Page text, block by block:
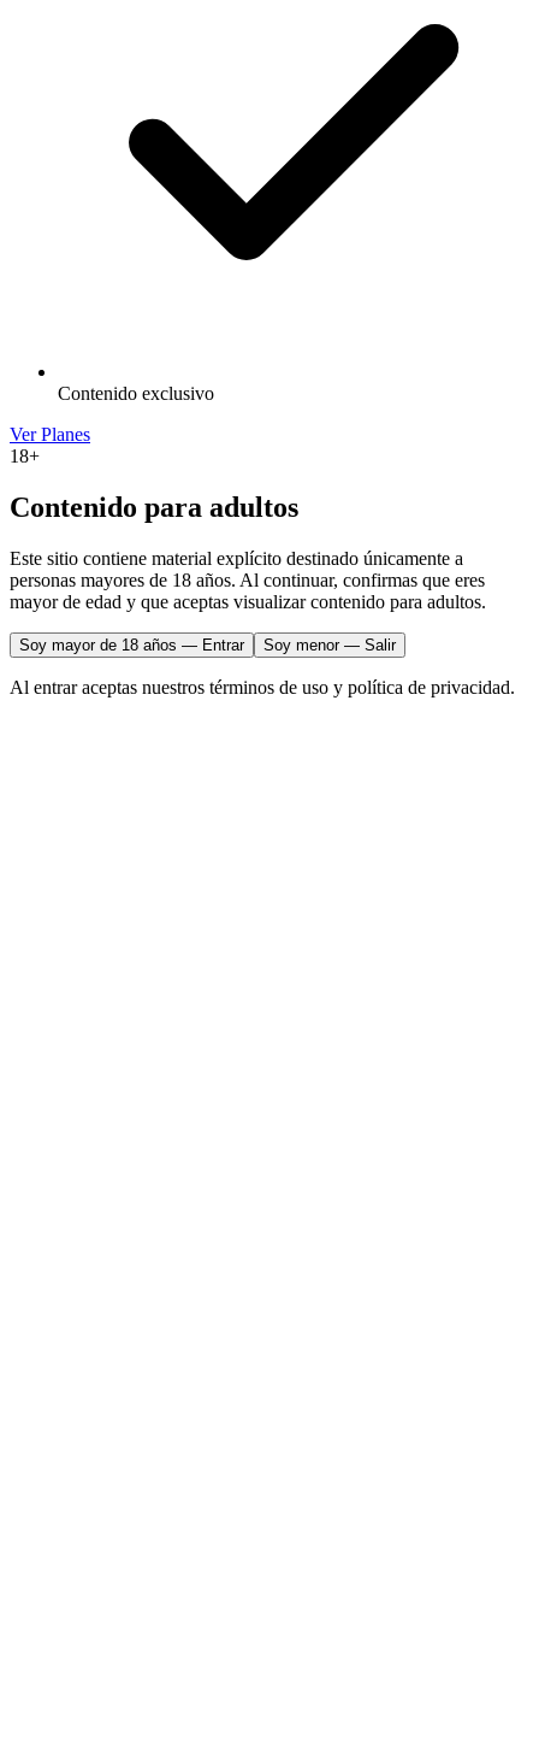
Contenido exclusivo
Ver Planes
18+
Contenido para adultos
Este sitio contiene material explícito destinado únicamente a
personas mayores de 18 años. Al continuar, confirmas que eres
mayor de edad y que aceptas visualizar contenido para adultos.
Soy mayor de 18 años — Entrar Soy menor — Salir
Al entrar aceptas nuestros términos de uso y política de privacidad.